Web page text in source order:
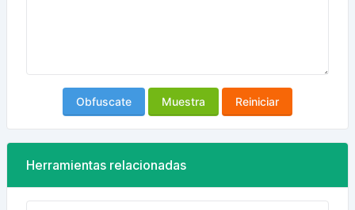
Obfuscate Muestra Reiniciar
Herramientas relacionadas